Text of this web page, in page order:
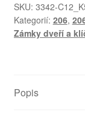
SKU: 3342-
Kategorií: 206,
Zámky dveří a
Popis